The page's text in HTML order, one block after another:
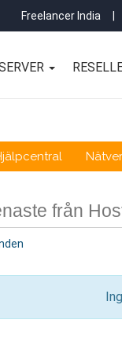
Freelancer India
från